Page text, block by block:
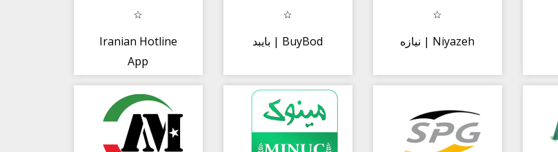
Iranian Hotline
App
بایبد | BuyBod نیازه | Niyazeh